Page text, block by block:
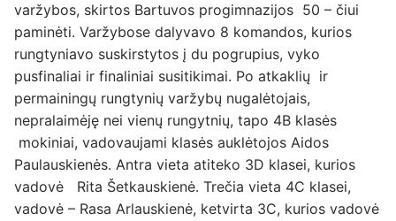
varžybos, skirtos Bartuvos progimnazijos 50 – čiui
paminėti. Varžybose dalyvavo 8 komandos, kurios
rungtyniavo suskirstytos į du pogrupius, vyko
pusfinaliai ir finaliniai susitikimai. Po atkaklių ir
permainingų rungtynių varžybų nugalėtojais,
nepralaimėję nei vienų rungytnių, tapo 4B klasės
mokiniai, vadovaujami klasės auklėtojos Aidos
Paulauskienės. Antra vieta atiteko 3D klasei, kurios
vadovė Rita Šetkauskienė. Trečia vieta 4C klasei,
vadovė – Rasa Arlauskienė, ketvirta 3C, kurios vadovė